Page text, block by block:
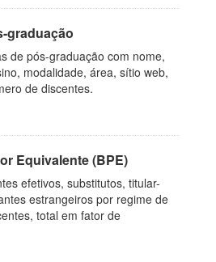
graduação
de pós-graduação com nome,
modalidade, área, sítio web,
de discentes.
Equivalente (BPE)
efetivos, substitutos, titular-
estrangeiros por regime de
total em fator de